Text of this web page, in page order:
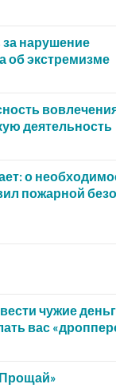
за нарушение
об экстремизме
деятельность
о
пожарной
чужие
вас